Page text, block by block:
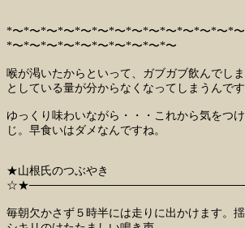
*〜*〜*〜*〜*〜*〜*〜*〜*〜*〜*〜*〜*〜*
*〜*〜*〜*〜*〜*〜*〜*〜*〜*〜
喉が渇いたからといって、ガブガブ飲んでし
としている量が分からなくなってしまうんです
ゆっくり味わいながら・・・これから気をつ
じ。早食いはダメなんですね。
★山根氏のつぶやき
毎朝欠かさず５時半には走りに出かけます。